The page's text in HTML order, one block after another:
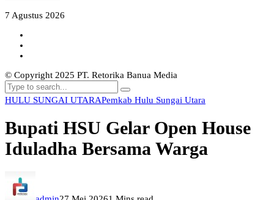
7 Agustus 2026
© Copyright 2025 PT. Retorika Banua Media
HULU SUNGAI UTARAPemkab Hulu Sungai Utara
Bupati HSU Gelar Open House
Iduladha Bersama Warga